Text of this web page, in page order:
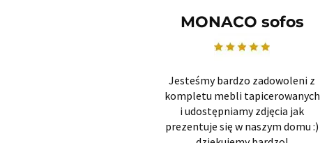
MONACO sofos
Jesteśmy bardzo zadowoleni z
kompletu mebli tapicerowanych
i udostępniamy zdjęcia jak
prezentuje się w naszym domu :)